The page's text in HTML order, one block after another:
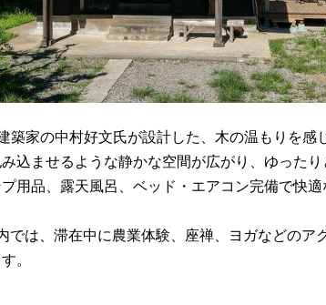
築家の中村好文氏が設計した、木の温もりを感
込ませるような静かな空間が広がり、ゆったり
用品、露天風呂、ベッド・エアコン完備で快
では、滞在中に農業体験、座禅、ヨガなどのア
。